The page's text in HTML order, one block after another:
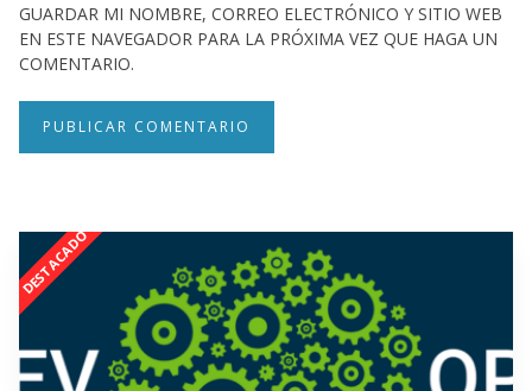
GUARDAR MI NOMBRE, CORREO ELECTRÓNICO Y SITIO WEB
EN ESTE NAVEGADOR PARA LA PRÓXIMA VEZ QUE HAGA UN
COMENTARIO.